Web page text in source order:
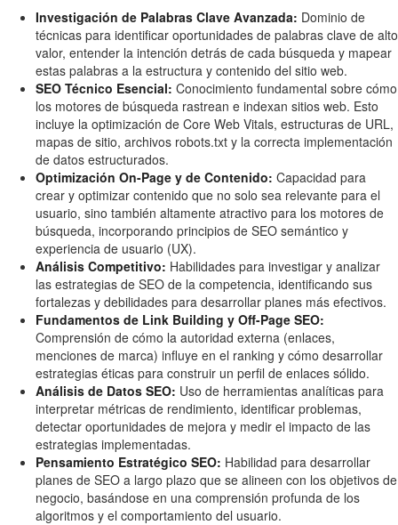
Investigación de Palabras Clave Avanzada: Dominio de
técnicas para identificar oportunidades de palabras clave de alto
valor, entender la intención detrás de cada búsqueda y mapear
estas palabras a la estructura y contenido del sitio web.
SEO Técnico Esencial: Conocimiento fundamental sobre cómo
los motores de búsqueda rastrean e indexan sitios web. Esto
incluye la optimización de Core Web Vitals, estructuras de URL,
mapas de sitio, archivos robots.txt y la correcta implementación
de datos estructurados.
Optimización On-Page y de Contenido: Capacidad para
crear y optimizar contenido que no solo sea relevante para el
usuario, sino también altamente atractivo para los motores de
búsqueda, incorporando principios de SEO semántico y
experiencia de usuario (UX).
Análisis Competitivo: Habilidades para investigar y analizar
las estrategias de SEO de la competencia, identificando sus
fortalezas y debilidades para desarrollar planes más efectivos.
Fundamentos de Link Building y Off-Page SEO:
Comprensión de cómo la autoridad externa (enlaces,
menciones de marca) influye en el ranking y cómo desarrollar
estrategias éticas para construir un perfil de enlaces sólido.
Análisis de Datos SEO: Uso de herramientas analíticas para
interpretar métricas de rendimiento, identificar problemas,
detectar oportunidades de mejora y medir el impacto de las
estrategias implementadas.
Pensamiento Estratégico SEO: Habilidad para desarrollar
planes de SEO a largo plazo que se alineen con los objetivos de
negocio, basándose en una comprensión profunda de los
algoritmos y el comportamiento del usuario.